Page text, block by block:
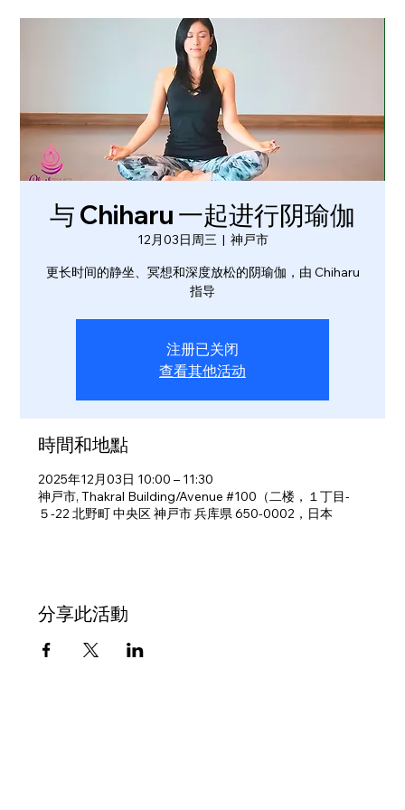
与 Chiharu 一起进行阴瑜伽
12月03日周三
  |
神戸市
更长时间的静坐、冥想和深度放松的阴瑜伽，由 Chiharu
指导
注册已关闭
查看其他活动
時間和地點
2025年12月03日 10:00 – 11:30
神戸市, Thakral Building/Avenue #100（二楼，１丁目-
５-22 北野町 中央区 神戸市 兵库県 650-0002，日本
分享此活動